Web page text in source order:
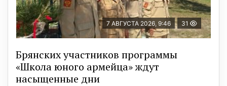
7 АВГУСТА 2026, 9:46 31
Брянских участников программы
«Школа юного армейца» ждут
насыщенные дни